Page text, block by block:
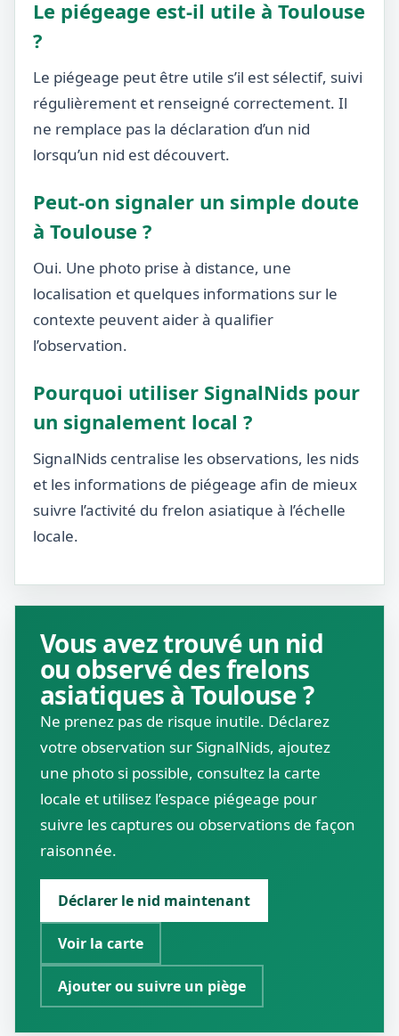
Le piégeage est-il utile à Toulouse
?
Le piégeage peut être utile s’il est sélectif, suivi
régulièrement et renseigné correctement. Il
ne remplace pas la déclaration d’un nid
lorsqu’un nid est découvert.
Peut-on signaler un simple doute
à Toulouse ?
Oui. Une photo prise à distance, une
localisation et quelques informations sur le
contexte peuvent aider à qualifier
l’observation.
Pourquoi utiliser SignalNids pour
un signalement local ?
SignalNids centralise les observations, les nids
et les informations de piégeage afin de mieux
suivre l’activité du frelon asiatique à l’échelle
locale.
Vous avez trouvé un nid
ou observé des frelons
asiatiques à Toulouse ?
Ne prenez pas de risque inutile. Déclarez
votre observation sur SignalNids, ajoutez
une photo si possible, consultez la carte
locale et utilisez l’espace piégeage pour
suivre les captures ou observations de façon
raisonnée.
Déclarer le nid maintenant
Voir la carte
Ajouter ou suivre un piège